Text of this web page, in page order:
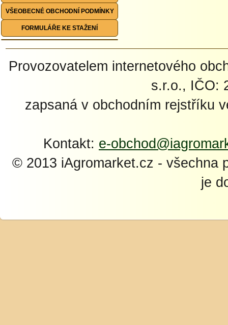
VŠEOBECNÉ OBCHODNÍ PODMÍNKY
FORMULÁŘE KE STAŽENÍ
Provozovatelem internetového
s.r.o., IČO:
zapsaná v obchodním rejstříku
Kontakt: e-
© 2013 iAgromarket.cz - všechna
je